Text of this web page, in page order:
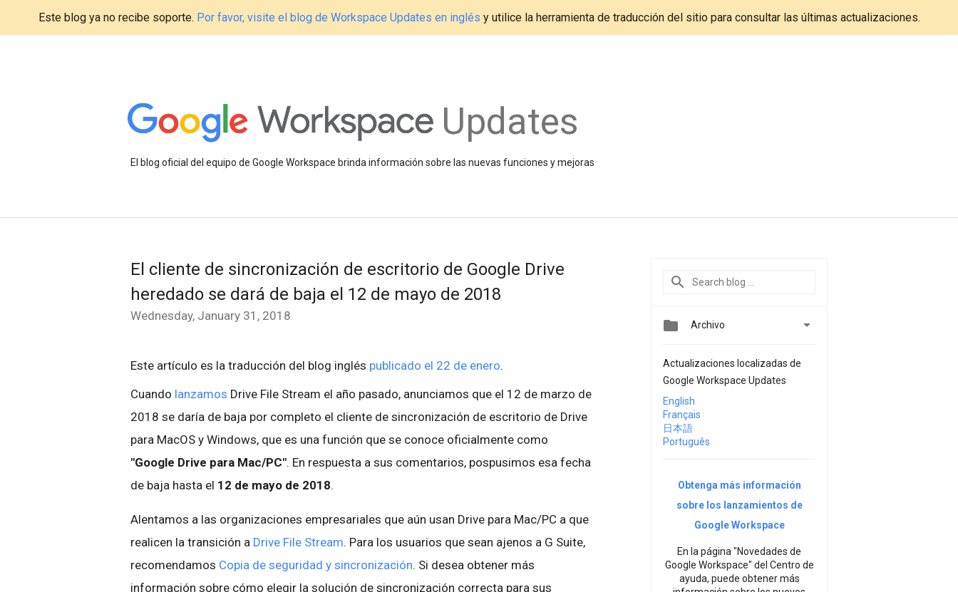
Este blog ya no recibe soporte. Por favor, visite el blog de Workspace Updates en inglés y utilice la herramienta de traducción del sitio para consultar las últimas actualizaciones.
Updates
El blog oficial del equipo de Google Workspace brinda información sobre las nuevas funciones y mejoras
El cliente de sincronización de escritorio de Google Drive
heredado se dará de baja el 12 de mayo de 2018
Wednesday, January 31, 2018
Este artículo es la traducción del blog inglés publicado el 22 de enero.
Cuando lanzamos Drive File Stream el año pasado, anunciamos que el 12 de marzo de
2018 se daría de baja por completo el cliente de sincronización de escritorio de Drive
para MacOS y Windows, que es una función que se conoce oficialmente como
"Google Drive para Mac/PC". En respuesta a sus comentarios, pospusimos esa fecha
de baja hasta el 12 de mayo de 2018.
Alentamos a las organizaciones empresariales que aún usan Drive para Mac/PC a que
realicen la transición a Drive File Stream. Para los usuarios que sean ajenos a G Suite,
recomendamos Copia de seguridad y sincronización. Si desea obtener más
información sobre cómo elegir la solución de sincronización correcta para sus
 Archivo 
Actualizaciones localizadas de
Google Workspace Updates
English
Français
日本語
Português
Obtenga más información
sobre los lanzamientos de
Google Workspace
En la página "Novedades de
Google Workspace" del Centro de
ayuda, puede obtener más